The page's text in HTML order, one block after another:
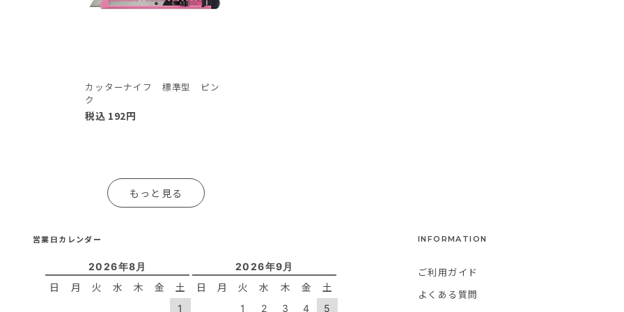
カッターナイフ 標準型 ピン
ク
税込 192円
もっと見る
営業日カレンダー
2026年8月
日 月 火 水 木 金 土
1
2026年9月
日 月 火 水 木 金 土
1 2 3 4 5
INFORMATION
ご利用ガイド
よくある質問